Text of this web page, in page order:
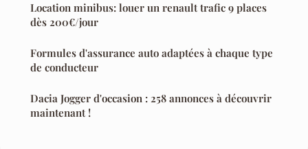
Location minibus: louer un renault trafic 9 places
dès 200€/jour
Formules d'assurance auto adaptées à chaque type
de conducteur
Dacia Jogger d'occasion : 258 annonces à découvrir
maintenant !